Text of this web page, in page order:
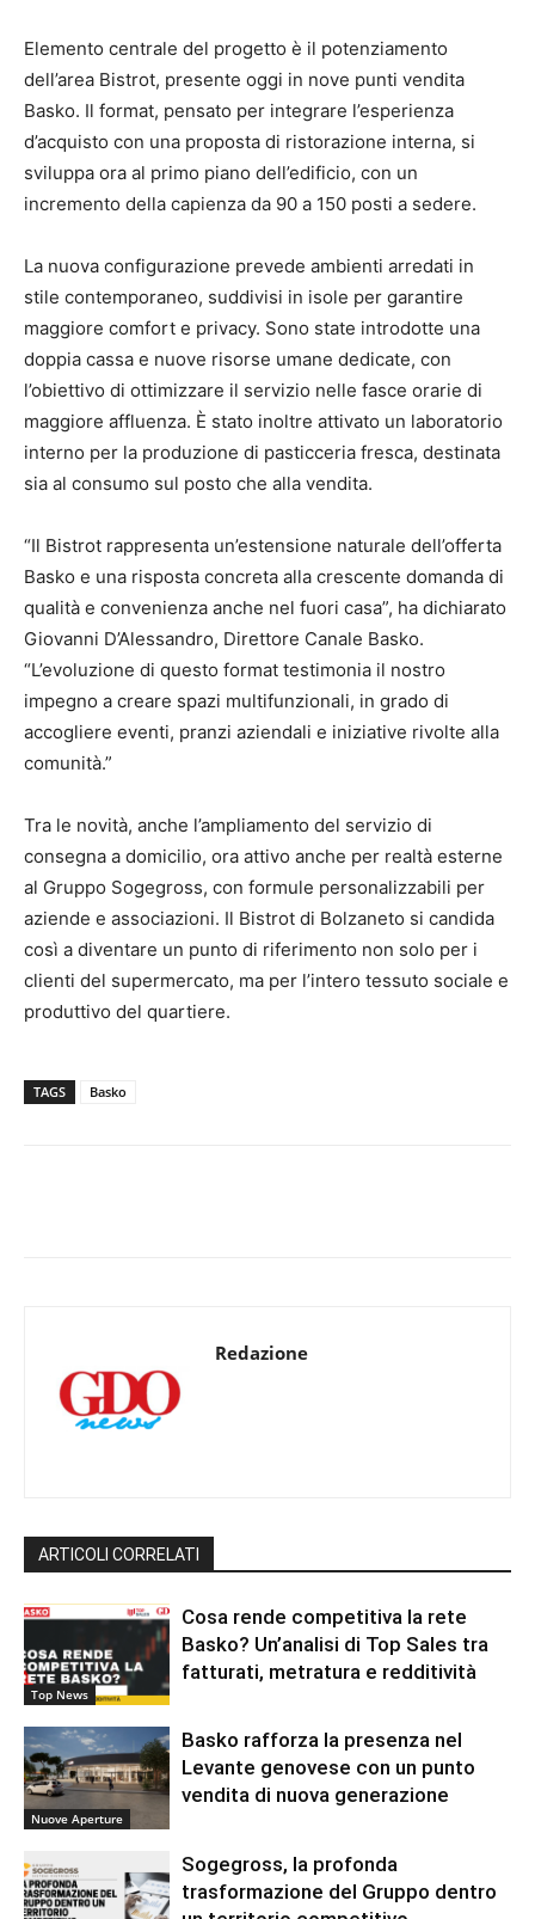
Elemento centrale del progetto è il potenziamento
dell’area Bistrot, presente oggi in nove punti vendita
Basko. Il format, pensato per integrare l’esperienza
d’acquisto con una proposta di ristorazione interna, si
sviluppa ora al primo piano dell’edificio, con un
incremento della capienza da 90 a 150 posti a sedere.
La nuova configurazione prevede ambienti arredati in
stile contemporaneo, suddivisi in isole per garantire
maggiore comfort e privacy. Sono state introdotte una
doppia cassa e nuove risorse umane dedicate, con
l’obiettivo di ottimizzare il servizio nelle fasce orarie di
maggiore affluenza. È stato inoltre attivato un laboratorio
interno per la produzione di pasticceria fresca, destinata
sia al consumo sul posto che alla vendita.
“Il Bistrot rappresenta un’estensione naturale dell’offerta
Basko e una risposta concreta alla crescente domanda di
qualità e convenienza anche nel fuori casa”, ha dichiarato
Giovanni D’Alessandro, Direttore Canale Basko.
“L’evoluzione di questo format testimonia il nostro
impegno a creare spazi multifunzionali, in grado di
accogliere eventi, pranzi aziendali e iniziative rivolte alla
comunità.”
Tra le novità, anche l’ampliamento del servizio di
consegna a domicilio, ora attivo anche per realtà esterne
al Gruppo Sogegross, con formule personalizzabili per
aziende e associazioni. Il Bistrot di Bolzaneto si candida
così a diventare un punto di riferimento non solo per i
clienti del supermercato, ma per l’intero tessuto sociale e
produttivo del quartiere.
TAGS Basko
Redazione
ARTICOLI CORRELATI
Top News
Cosa rende competitiva la rete
Basko? Un’analisi di Top Sales tra
fatturati, metratura e redditività
Nuove Aperture
Basko rafforza la presenza nel
Levante genovese con un punto
vendita di nuova generazione
Sogegross, la profonda
trasformazione del Gruppo dentro